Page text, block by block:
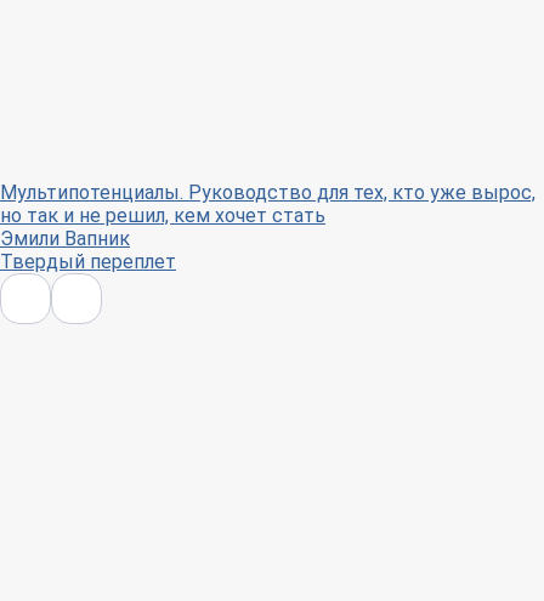
Мультипотенциалы. Руководство для тех, кто уже вырос,
но так и не решил, кем хочет стать
Эмили Вапник
Твердый переплет